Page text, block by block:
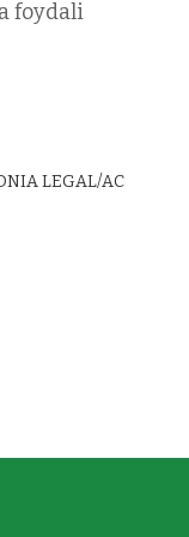
foydali
LEGAL/AC